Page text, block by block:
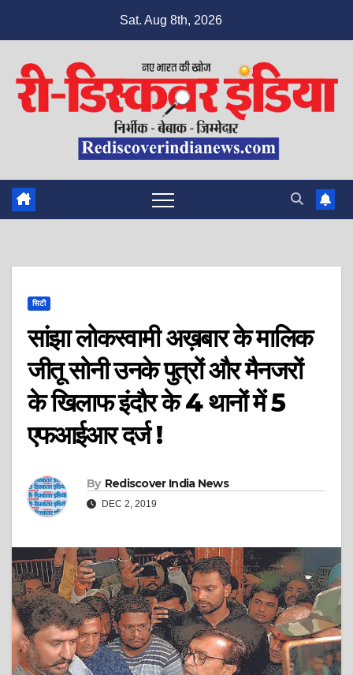
Sat. Aug 8th, 2026
सिटी
सांझा लोकस्वामी अख़बार के मालिक
जीतू सोनी उनके पुत्रों और मैनजरों
के खिलाफ इंदौर के 4 थानों में 5
एफआईआर दर्ज !
By Rediscover India News
DEC 2, 2019